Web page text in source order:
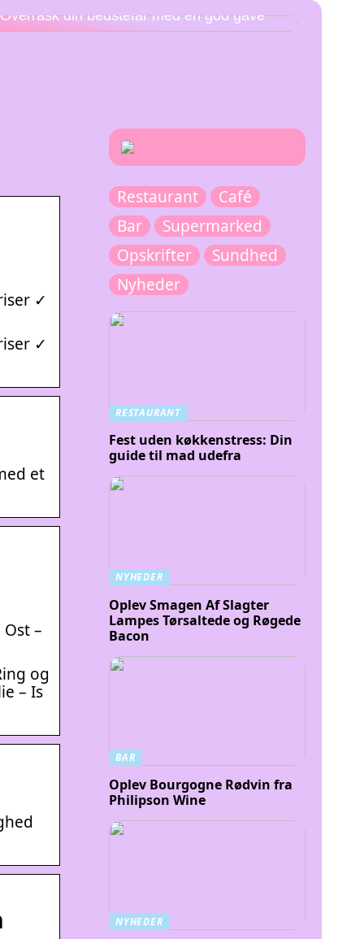
Overrask din bedstefar med en god gave
✓
✓
et
–
og
– Is
Restaurant
Café
Bar
Supermarked
Opskrifter
Sundhed
Nyheder
RESTAURANT
Fest uden køkkenstress: Din
guide til mad udefra
NYHEDER
Oplev Smagen Af Slagter
Lampes Tørsaltede og Røgede
Bacon
BAR
Oplev Bourgogne Rødvin fra
Philipson Wine
NYHEDER